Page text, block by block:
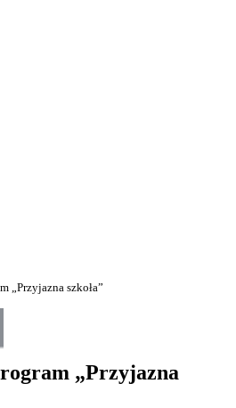
„Przyjazna szkoła”
„Przyjazna